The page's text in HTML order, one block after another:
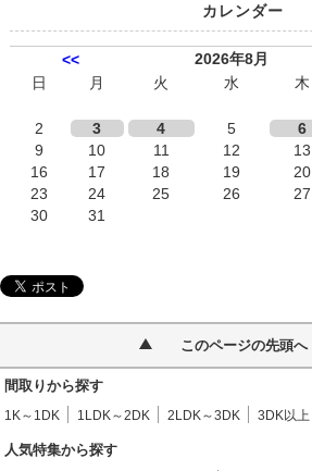
カレンダー
<<
2026年8月
日
月 火 水 木
2
3 4 5 6
9
10 11 12 13
16
17 18 19 20
23
24 25 26 27
30
31
このページの先頭へ
間取りから探す
1K～1DK 1LDK～2DK 2LDK～3DK 3DK以上
人気特集から探す